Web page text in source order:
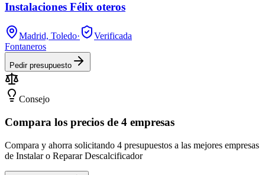
Instalaciones Félix oteros
Madrid, Toledo·
Verificada
Fontaneros
Pedir presupuesto
Consejo
Compara los precios de 4 empresas
Compara y ahorra solicitando 4 presupuestos a las mejores empresas
de Instalar o Reparar Descalcificador